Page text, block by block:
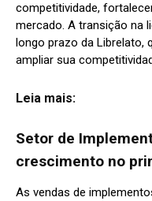
competitividade,
mercado. A transição na
longo prazo da Librelato,
ampliar sua
Leia mais:
Setor de
crescimento no
As vendas de